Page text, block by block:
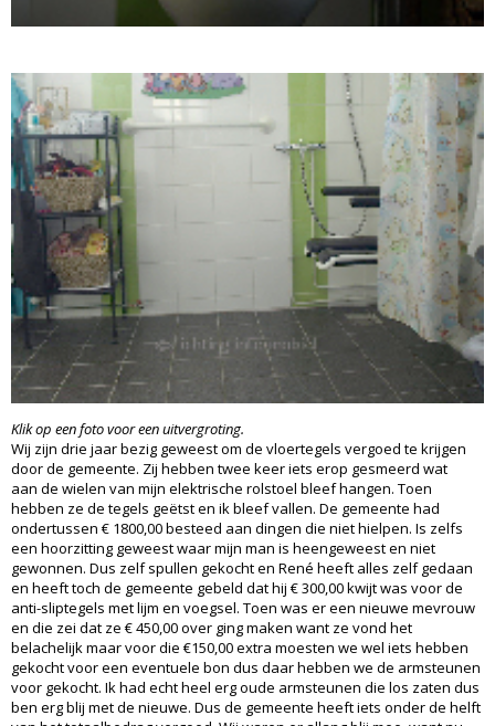
Klik op een foto voor een uitvergroting.
Wij zijn drie jaar bezig geweest om de vloertegels vergoed te krijgen
door de gemeente. Zij hebben twee keer iets erop gesmeerd wat
aan de wielen van mijn elektrische rolstoel bleef hangen. Toen
hebben ze de tegels geëtst en ik bleef vallen. De gemeente had
ondertussen € 1800,00 besteed aan dingen die niet hielpen. Is zelfs
een hoorzitting geweest waar mijn man is heengeweest en niet
gewonnen. Dus zelf spullen gekocht en René heeft alles zelf gedaan
en heeft toch de gemeente gebeld dat hij € 300,00 kwijt was voor de
anti-sliptegels met lijm en voegsel. Toen was er een nieuwe mevrouw
en die zei dat ze € 450,00 over ging maken want ze vond het
belachelijk maar voor die €150,00 extra moesten we wel iets hebben
gekocht voor een eventuele bon dus daar hebben we de armsteunen
voor gekocht. Ik had echt heel erg oude armsteunen die los zaten dus
ben erg blij met de nieuwe. Dus de gemeente heeft iets onder de helft